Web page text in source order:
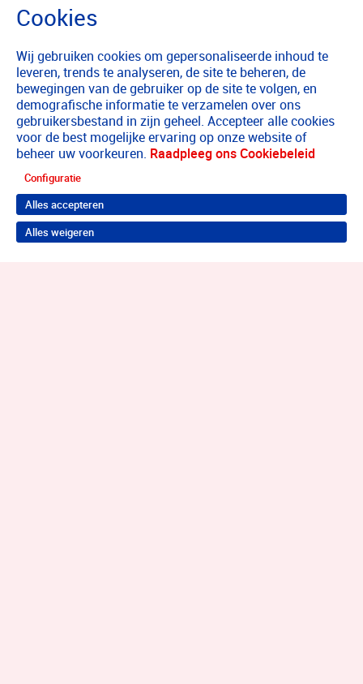
Wij gebruiken cookies om gepersonaliseerde inhoud te
leveren, trends te analyseren, de site te beheren, de
bewegingen van de gebruiker op de site te volgen, en
demografische informatie te verzamelen over ons
gebruikersbestand in zijn geheel. Accepteer alle cookies
voor de best mogelijke ervaring op onze website of
beheer uw voorkeuren. Raadpleeg ons Cookiebeleid
Configuratie
Alles accepteren
Alles weigeren